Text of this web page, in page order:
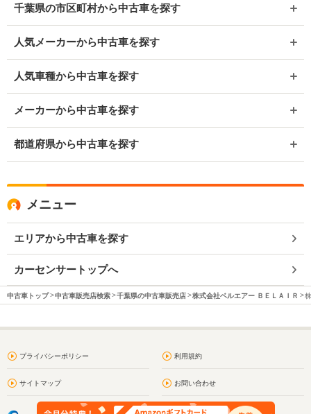
千葉県の市区町村から中古車を探す
人気メーカーから中古車を探す
人気車種から中古車を探す
メーカーから中古車を探す
都道府県から中古車を探す
メニュー
エリアから中古車を探す
カーセンサートップへ
中古車トップ 中古車販売店検索 千葉県の中古車販売店 株式会社ベルエアー ＢＥＬＡＩＲ
プライバシーポリシー 利用規約
サイトマップ お問い合わせ